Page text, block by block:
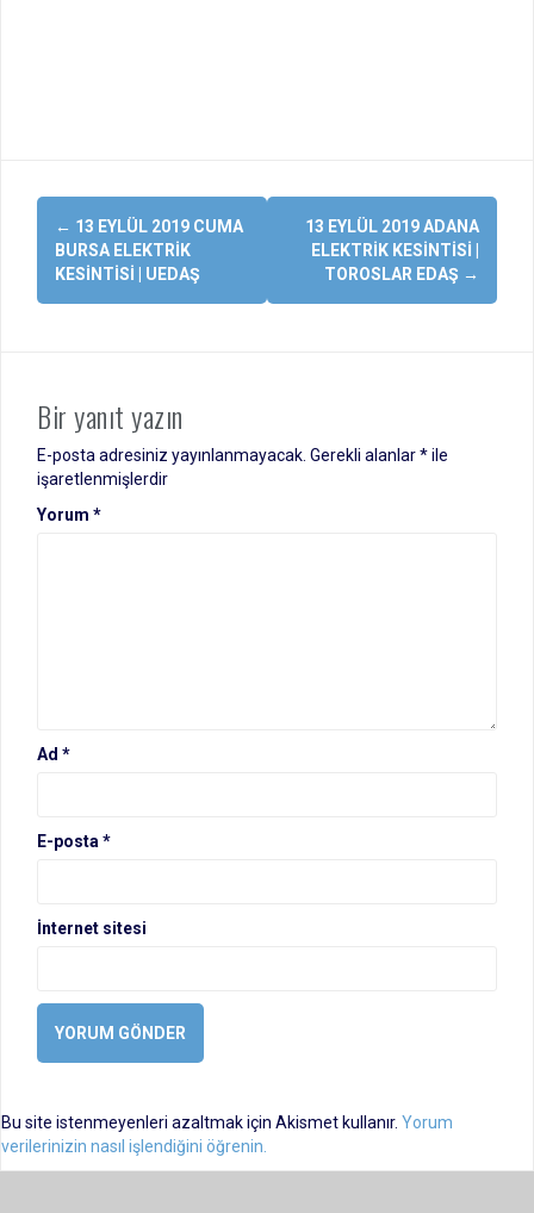
Yazı
dolaşımı
← 13 EYLÜL 2019 CUMA
BURSA ELEKTRIK
KESINTISI | UEDAŞ
13 EYLÜL 2019 ADANA
ELEKTRIK KESINTISI |
TOROSLAR EDAŞ →
Bir yanıt yazın
E-posta adresiniz yayınlanmayacak. Gerekli alanlar*ile
işaretlenmişlerdir
Yorum *
Ad *
E-posta *
İnternet sitesi
Bu site istenmeyenleri azaltmak için Akismet kullanır. Yorum
verilerinizin nasıl işlendiğini öğrenin.